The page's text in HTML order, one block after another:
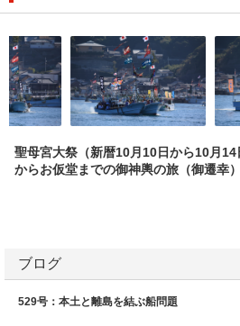
聖母宮大祭（新暦10月10日から10月
からお仮堂までの御神輿の旅（御遷幸）
ブログ
529号：本土と離島を結ぶ船問題